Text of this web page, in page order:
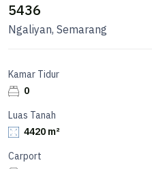
5436
Ngaliyan, Semarang
Kamar Tidur
0
Luas Tanah
4420 m²
Carport